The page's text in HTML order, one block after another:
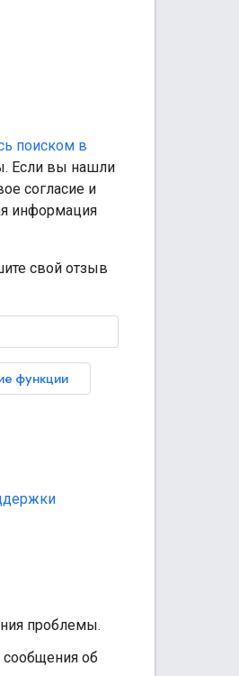
поиском в
Если вы нашли
согласие и
информация
свой отзыв
функции
проблемы.
об